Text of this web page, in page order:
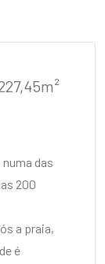
das
200
a praia,
é